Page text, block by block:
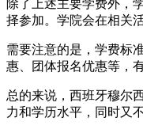
除了上述主要学费外，
择参加。学院会在相关
需要注意的是，学费标
惠、团体报名优惠等，
总的来说，西班牙穆尔
力和学历水平，同时又